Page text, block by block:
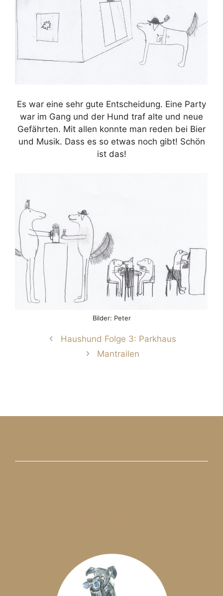
Es war eine sehr gute Entscheidung. Eine Party
war im Gang und der Hund traf alte und neue
Gefährten. Mit allen konnte man reden bei Bier
und Musik. Dass es so etwas noch gibt! Schön
ist das!
Bilder: Peter
Haushund Folge 3: Parkhaus
Mantrailen